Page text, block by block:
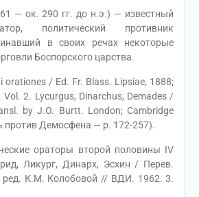
— ок. 290 гг. до н.э.) — известный
политический противник
в своих речах некоторые
Боспорского царства.
orationes / Ed. Fr. Blass. Lipsiae, 1888;
2. Lycurgus, Dinarchus, Demades /
by J.O. Burtt. London; Cambridge
против Демосфена — p. 172-257).
ораторы второй половины IV
Ликург, Динарх, Эсхин / Перев.
К.М. Колобовой // ВДИ. 1962. 3.